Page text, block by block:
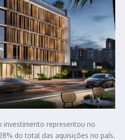
investimento representou no
do total das aquisições no país.